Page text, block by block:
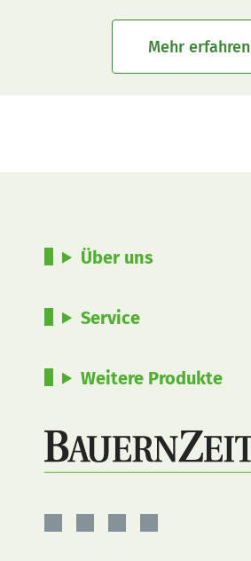
Mehr erfahren
Über uns
Service
Weitere Produkte